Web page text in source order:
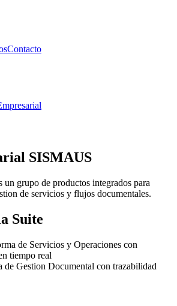
Contacto
SISMAUS
un grupo de productos integrados para
de servicios y flujos documentales.
Suite
de Servicios y Operaciones con
tiempo real
Gestion Documental con trazabilidad